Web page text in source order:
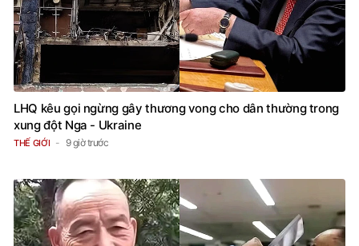
LHQ kêu gọi ngừng gây thương vong cho dân thường trong
xung đột Nga - Ukraine
THẾ GIỚI 9 giờ trước